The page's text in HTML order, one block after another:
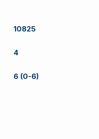
10825
4
6 (0-6)